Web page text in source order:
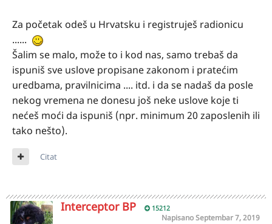
Za početak odeš u Hrvatsku i registruješ radionicu
......
Šalim se malo, može to i kod nas, samo trebaš da
ispuniš sve uslove propisane zakonom i pratećim
uredbama, pravilnicima .... itd. i da se nadaš da posle
nekog vremena ne donesu još neke uslove koje ti
nećeš moći da ispuniš (npr. minimum 20 zaposlenih ili
tako nešto).
Citat
Interceptor BP 15212
NapisanoSeptembar 7, 2019